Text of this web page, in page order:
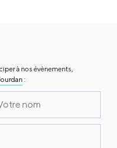
à nos évènements,
: